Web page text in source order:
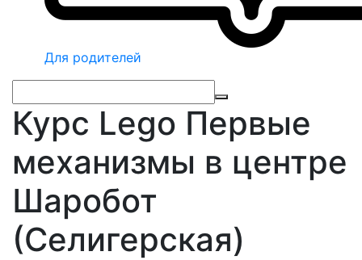
Для родителей
Курс Lego Первые
механизмы в центре
Шаробот
(Селигерская)